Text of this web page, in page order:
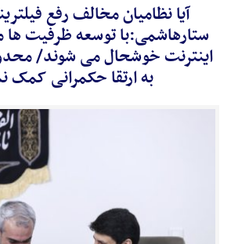
آیا نظامیان مخالف رفع
ستارهاشمی:با توسعه ظرفیت
اینترنت خوشحال می شوند/
به ارتقا حکمرانی کمک